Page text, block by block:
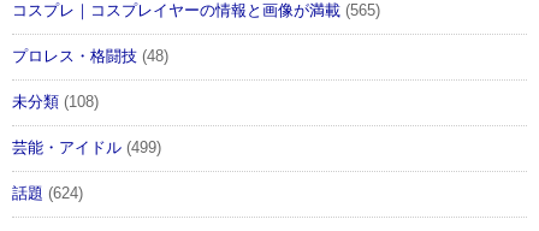
コスプレ｜コスプレイヤーの情報と画像が満載 (565)
プロレス・格闘技 (48)
未分類 (108)
芸能・アイドル (499)
話題 (624)